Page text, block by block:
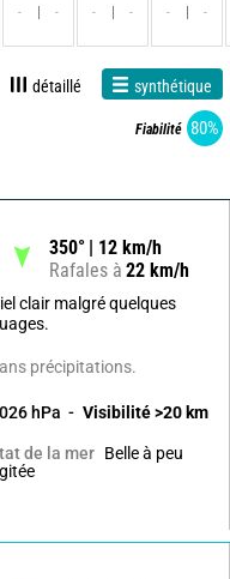
- - - - - -
détaillé synthétique
Fiabilité 80%
350° 12 km/h
Rafales à 22 km/h
clair malgré quelques
précipitations.
hPa Visibilité >20 km
de la mer Belle à peu